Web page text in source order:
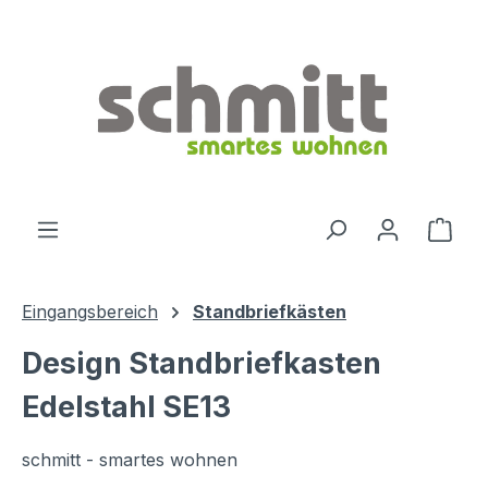
Eingangsbereich Standbriefkästen
Design Standbriefkasten
Edelstahl SE13
schmitt - smartes wohnen